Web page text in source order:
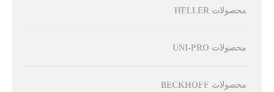
محصولات HELLER
محصولات UNI-PRO
محصولات BECKHOFF